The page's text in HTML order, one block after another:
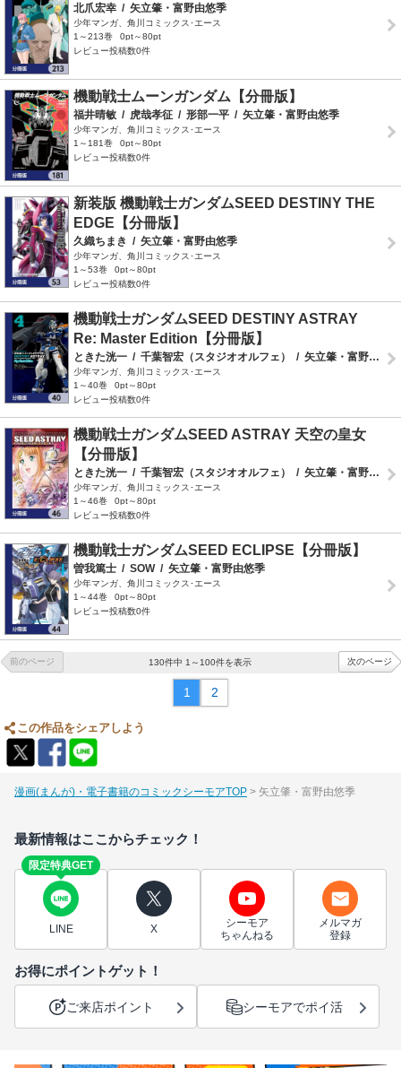
北爪宏幸 / 矢立肇・富野由悠季
少年マンガ、角川コミックス･エース
1～213巻
0pt～80pt
レビュー投稿数0件
機動戦士ムーンガンダム【分冊版】
福井晴敏 / 虎哉孝征 / 形部一平 / 矢立肇・富野由悠季
少年マンガ、角川コミックス･エース
1～181巻
0pt～80pt
レビュー投稿数0件
新装版 機動戦士ガンダムSEED DESTINY THE
EDGE【分冊版】
久織ちまき / 矢立肇・富野由悠季
少年マンガ、角川コミックス･エース
1～53巻
0pt～80pt
レビュー投稿数0件
機動戦士ガンダムSEED DESTINY ASTRAY
Re: Master Edition【分冊版】
ときた洸一 / 千葉智宏（スタジオオルフェ） / 矢立肇・富野由悠季
少年マンガ、角川コミックス･エース
1～40巻
0pt～80pt
レビュー投稿数0件
機動戦士ガンダムSEED ASTRAY 天空の皇女
【分冊版】
ときた洸一 / 千葉智宏（スタジオオルフェ） / 矢立肇・富野由悠季
少年マンガ、角川コミックス･エース
1～46巻
0pt～80pt
レビュー投稿数0件
機動戦士ガンダムSEED ECLIPSE【分冊版】
曽我篤士 / SOW / 矢立肇・富野由悠季
少年マンガ、角川コミックス･エース
1～44巻
0pt～80pt
レビュー投稿数0件
前のページ 130件中 1～100件を表示 次のページ
1 2
この作品をシェアしよう
漫画(まんが)・電子書籍のコミックシーモアTOP 矢立肇・富野由悠季
最新情報はここからチェック！
限定特典GET
LINE X
シーモア
ちゃんねる
メルマガ
登録
お得にポイントゲット！
ご来店ポイント シーモアでポイ活